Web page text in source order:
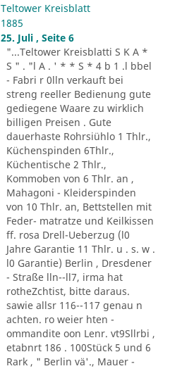
Teltower Kreisblatt
1885
25. Juli , Seite 6
"...Teltower Kreisblatti S K A *
S " . "l A . ' * * S * 4 b 1 .l bbel
- Fabri r 0lln verkauft bei
streng reeller Bedienung gute
gediegene Waare zu wirklich
billigen Preisen . Gute
dauerhaste Rohrsiühlo 1 Thlr.,
Küchenspinden 6Thlr.,
Küchentische 2 Thlr.,
Kommoben von 6 Thlr. an ,
Mahagoni - Kleiderspinden
von 10 Thlr. an, Bettstellen mit
Feder- matratze und Keilkissen
ff. rosa Drell-Ueberzug (l0
Jahre Garantie 11 Thlr. u . s. w .
l0 Garantie) Berlin , Dresdener
- Straße lln--ll7, irma hat
rotheZchtist, bitte daraus.
sawie allsr 116--117 genau n
achten. ro weier hten -
ommandite oon Lenr. vt9Sllrbi ,
etabnrt 186 . 100Stück 5 und 6
Rark , " Berlin vä'., Mauer -